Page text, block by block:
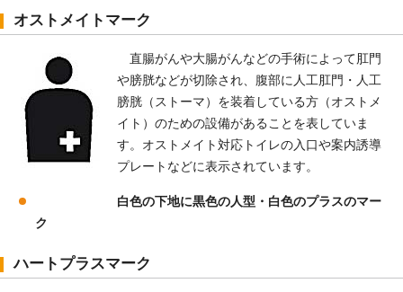
オストメイトマーク
直腸がんや大腸がんなどの手術によって肛門
や膀胱などが切除され、腹部に人工肛門・人工
膀胱（ストーマ）を装着している方（オストメ
イト）のための設備があることを表していま
す。オストメイト対応トイレの入口や案内誘導
プレートなどに表示されています。
白色の下地に黒色の人型・白色のプラスのマー
ク
ハートプラスマーク